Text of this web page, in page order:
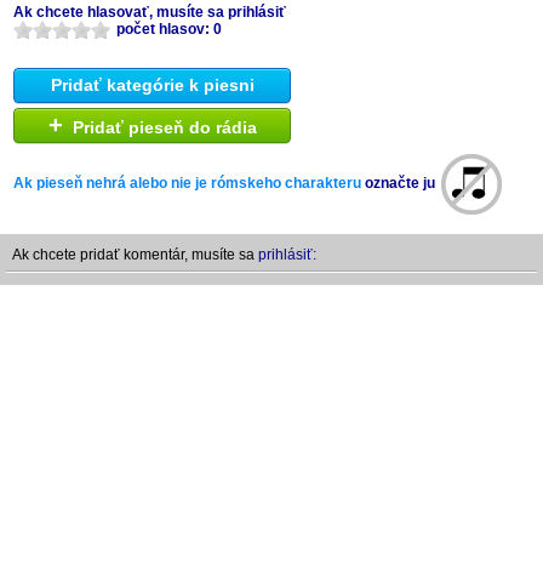
Ak chcete hlasovať, musíte sa prihlásiť
počet hlasov: 0
Pridať kategórie k piesni
+ Pridať pieseň do rádia
Ak pieseň nehrá alebo nie je rómskeho charakteru označte ju
Ak chcete pridať komentár, musíte sa prihlásiť: